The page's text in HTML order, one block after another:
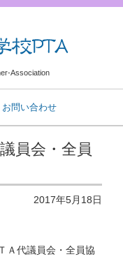
Association
お問い合わせ
員会・全員
2017年5月18日
Ａ代議員会・全員協